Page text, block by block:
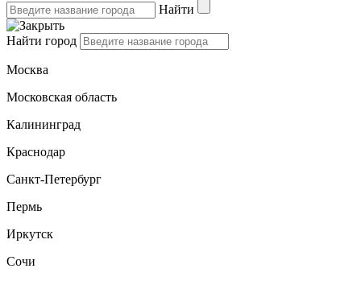
Найти
Найти город
Москва
Московская область
Калининград
Краснодар
Санкт-Петербург
Пермь
Иркутск
Сочи